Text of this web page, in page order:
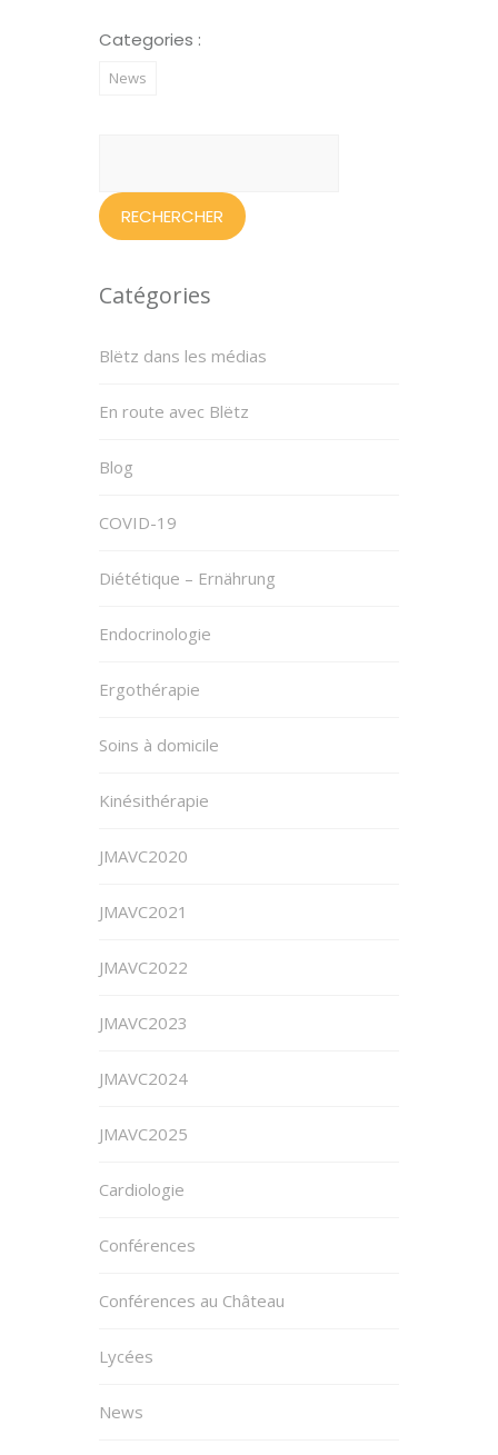
Categories :
News
Catégories
Blëtz dans les médias
En route avec Blëtz
Blog
COVID-19
Diététique – Ernährung
Endocrinologie
Ergothérapie
Soins à domicile
Kinésithérapie
JMAVC2020
JMAVC2021
JMAVC2022
JMAVC2023
JMAVC2024
JMAVC2025
Cardiologie
Conférences
Conférences au Château
Lycées
News